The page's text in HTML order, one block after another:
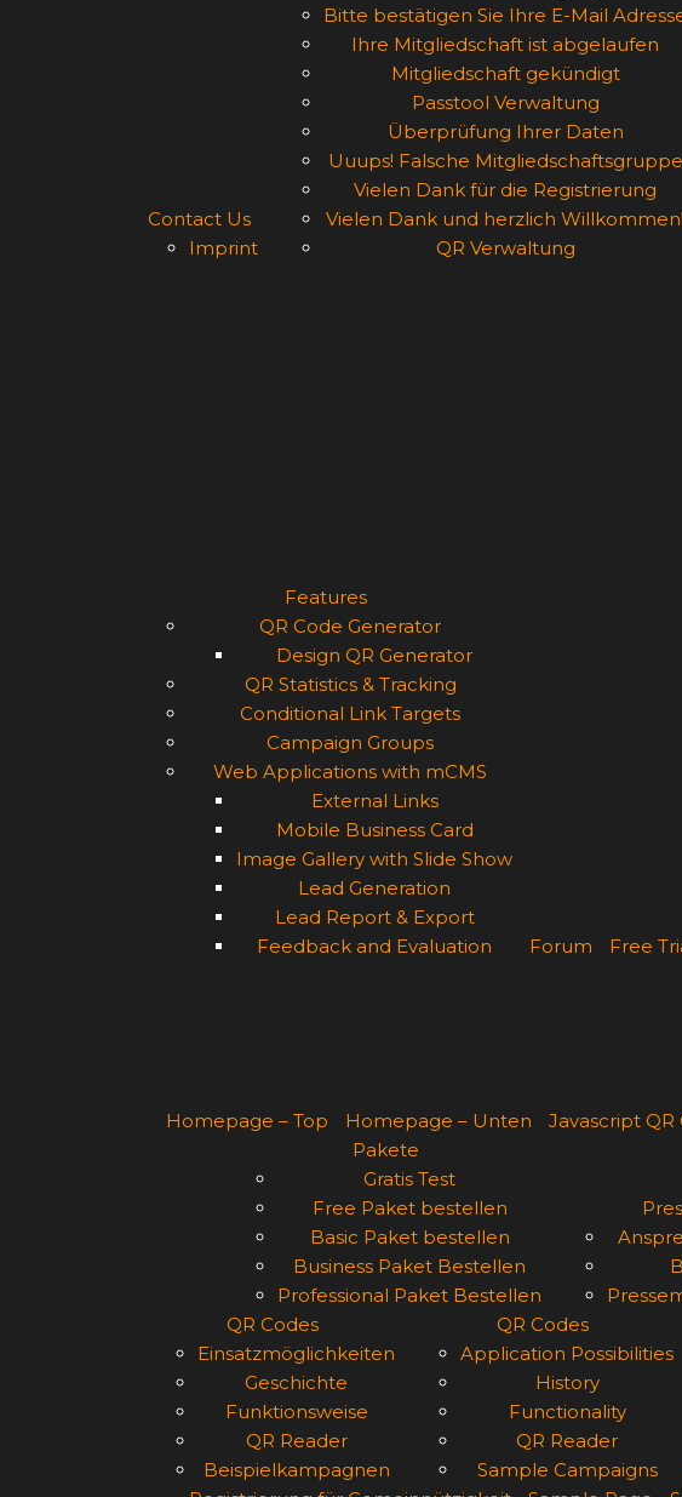
Contact Us
Imprint
Bitte bestätigen Sie Ihre E-Mail
Ihre Mitgliedschaft ist abgelaufen
Mitgliedschaft gekündigt
Passtool Verwaltung
Überprüfung Ihrer Daten
Uuups! Falsche Mitgliedschaftsgruppe
Vielen Dank für die Registrierung
Vielen Dank und herzlich Willkommen!
QR Verwaltung
Features
QR Code Generator
Design QR Generator
QR Statistics & Tracking
Conditional Link Targets
Campaign Groups
Web Applications with mCMS
External Links
Mobile Business Card
Image Gallery with Slide Show
Lead Generation
Lead Report & Export
Feedback and Evaluation
Forum Free
Homepage – Top Homepage – Unten Javascript
Pakete
Gratis Test
Free Paket bestellen
Basic Paket bestellen
Business Paket Bestellen
Professional Paket Bestellen
QR Codes
Einsatzmöglichkeiten
Geschichte
Funktionsweise
QR Reader
Beispielkampagnen
QR Codes
Application Possibilities
History
Functionality
QR Reader
Sample Campaigns